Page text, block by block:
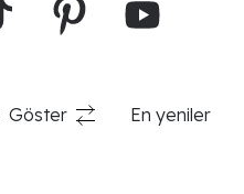
Göster En yeniler